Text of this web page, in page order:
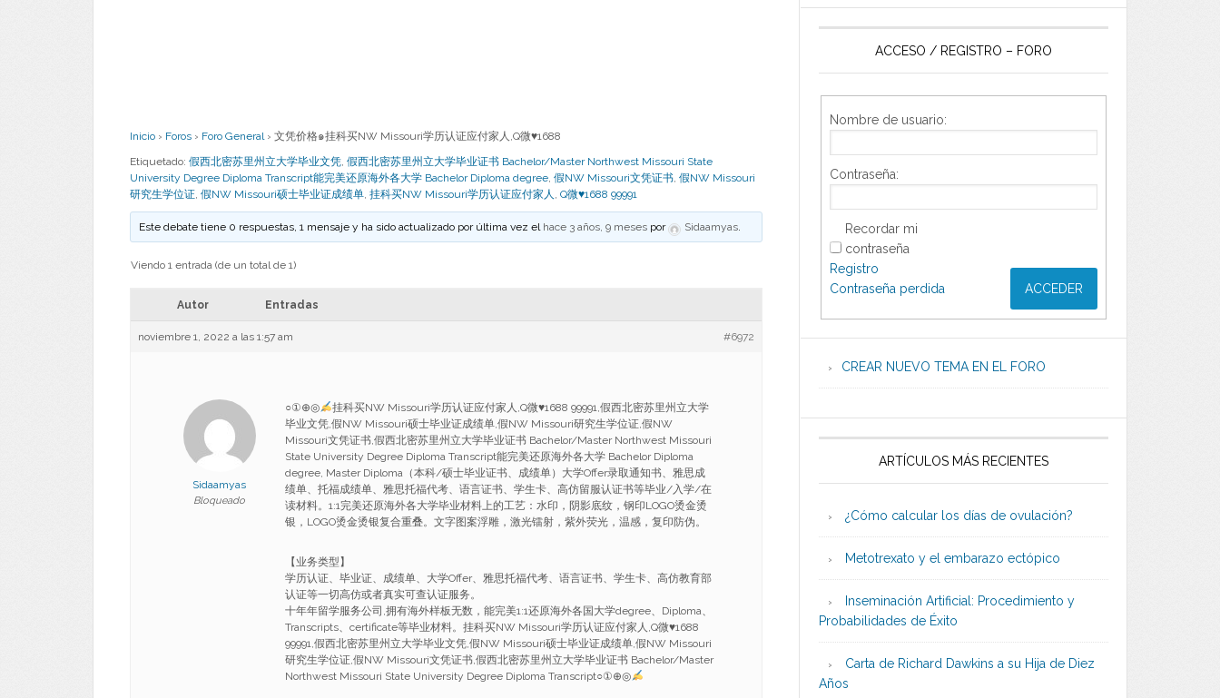
Inicio › Foros › Foro General › 文凭价格๑挂科买NW Missouri学历认证应付家人,Q微♥1688
Etiquetado: 假西北密苏里州立大学毕业文凭, 假西北密苏里州立大学毕业证书 Bachelor/Master Northwest Missouri State
University Degree Diploma Transcript能完美还原海外各大学 Bachelor Diploma degree, 假NW Missouri文凭证书, 假NW Missouri
研究生学位证, 假NW Missouri硕士毕业证成绩单, 挂科买NW Missouri学历认证应付家人 , Q微♥1688 99991
Este debate tiene 0 respuestas, 1 mensaje y ha sido actualizado por última vez el hace 3 años, 9 meses por Sidaamyas.
Viendo 1 entrada (de un total de 1)
Autor Entradas
noviembre 1, 2022 a las 1:57 am #6972
Sidaamyas
Bloqueado
○①⊕◎ 挂科买NW Missouri学历认证应付家人,Q微♥1688 99991,假西北密苏里州立大学
毕业文凭,假NW Missouri硕士毕业证成绩单,假NW Missouri研究生学位证,假NW
Missouri文凭证书,假西北密苏里州立大学毕业证书 Bachelor/Master Northwest Missouri
State University Degree Diploma Transcript能完美还原海外各大学 Bachelor Diploma
degree, Master Diploma（本科/硕士毕业证书、成绩单）大学Offer录取通知书、雅思成
绩单、托福成绩单、雅思托福代考、语言证书、学生卡、高仿留服认证书等毕业/入学/在
读材料。1:1完美还原海外各大学毕业材料上的工艺：水印，阴影底纹，钢印LOGO烫金烫
银，LOGO烫金烫银复合重叠。文字图案浮雕，激光镭射，紫外荧光，温感，复印防伪。
【业务类型】
学历认证、毕业证、成绩单、大学Offer、雅思托福代考、语言证书、学生卡、高仿教育部
认证等一切高仿或者真实可查认证服务。
十年年留学服务公司,拥有海外样板无数，能完美1:1还原海外各国大学degree、Diploma、
Transcripts、certificate等毕业材料。挂科买NW Missouri学历认证应付家人,Q微♥1688
99991,假西北密苏里州立大学毕业文凭,假NW Missouri硕士毕业证成绩单,假NW Missouri
研究生学位证,假NW Missouri文凭证书,假西北密苏里州立大学毕业证书 Bachelor/Master
Northwest Missouri State University Degree Diploma Transcript○①⊕◎
ACCESO / REGISTRO – FORO
Nombre de usuario:
Contraseña:
Recordar mi
contraseña
ACCEDER
Registro
Contraseña perdida
CREAR NUEVO TEMA EN EL FORO
ARTÍCULOS MÁS RECIENTES
¿Cómo calcular los días de ovulación?
Metotrexato y el embarazo ectópico
Inseminación Artificial: Procedimiento y
Probabilidades de Éxito
Carta de Richard Dawkins a su Hija de Diez
Años